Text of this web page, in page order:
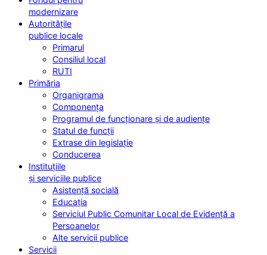
modernizare
Autoritățile
publice locale
Primarul
Consiliul local
RUTI
Primăria
Organigrama
Componența
Programul de funcționare și de audiențe
Statul de funcții
Extrase din legislație
Conducerea
Instituțiile
și serviciile publice
Asistență socială
Educația
Serviciul Public Comunitar Local de Evidență a
Persoanelor
Alte servicii publice
Servicii